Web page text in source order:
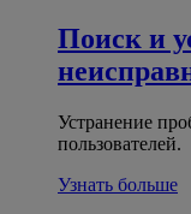
Поиск и
Устранение
пользователей.
Узнать больше